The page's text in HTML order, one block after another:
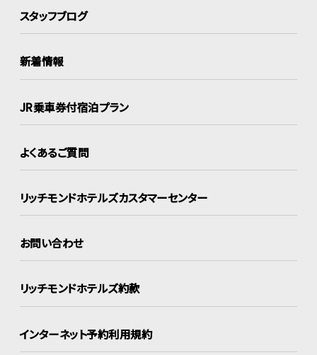
スタッフブログ
新着情報
JR乗車券付宿泊プラン
よくあるご質問
リッチモンドホテルズカスタマーセンター
お問い合わせ
リッチモンドホテルズ約款
インターネット予約利用規約